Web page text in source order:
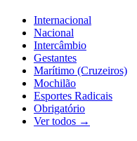
Internacional
Nacional
Intercâmbio
Gestantes
Marítimo (Cruzeiros)
Mochilão
Esportes Radicais
Obrigatório
Ver todos →